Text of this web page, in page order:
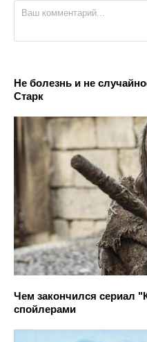
Не болезнь и не
Старк
Чем закончился сериал
спойлерами